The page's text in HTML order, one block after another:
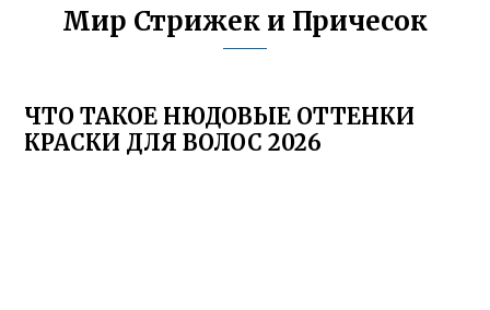
Мир Стрижек и Причесок
ЧТО ТАКОЕ НЮДОВЫЕ ОТТЕНКИ
КРАСКИ ДЛЯ ВОЛОС 2026